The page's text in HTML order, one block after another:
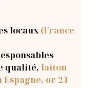
locaux (France
qualité, laiton
or 24